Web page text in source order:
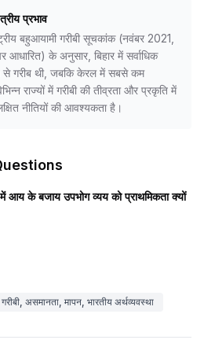
प्रभाव
बहुआयामी गरीबी सूचकांक (नवंबर 2021,
के अनुसार, बिहार में सर्वाधिक
से गरीब थी, जबकि केरल में सबसे कम
राज्यों में गरीबी की तीव्रता और प्रकृति में
नीतियों की आवश्यकता है।
आय के बजाय उपभोग व्यय को प्राथमिकता क्यों
गरीबी, असमानता, मापन, भारतीय अर्थव्यवस्था